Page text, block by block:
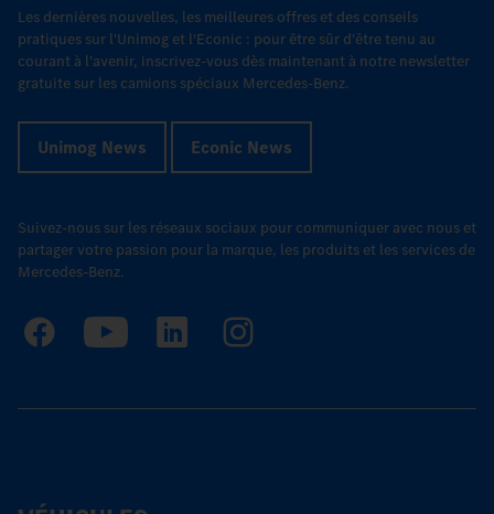
Les dernières nouvelles, les meilleures offres et des conseils
pratiques sur l'Unimog et l'Econic : pour être sûr d'être tenu au
courant à l'avenir, inscrivez-vous dès maintenant à notre newsletter
gratuite sur les camions spéciaux Mercedes-Benz.
Unimog News Econic News
Suivez-nous sur les réseaux sociaux pour communiquer avec nous et
partager votre passion pour la marque, les produits et les services de
Mercedes-Benz.